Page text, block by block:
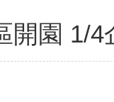
開園 1/4